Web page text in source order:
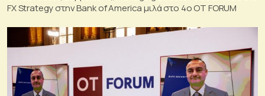
FX Strategy στην Bank of America μιλά στο 4ο ΟΤ FORUM